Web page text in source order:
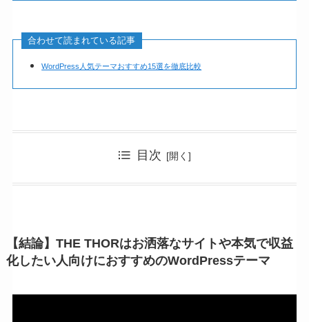
合わせて読まれている記事
WordPress人気テーマおすすめ15選を徹底比較
目次
【結論】THE THORはお洒落なサイトや本気で収益
化したい人向けにおすすめのWordPressテーマ